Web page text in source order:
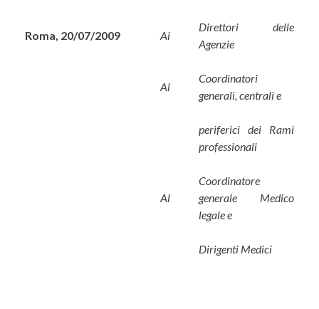
Roma, 20/07/2009 Ai
Direttori delle
Agenzie
Ai
Coordinatori
generali, centrali e
periferici dei Rami
professionali
Al
Coordinatore
generale Medico
legale e
Dirigenti Medici